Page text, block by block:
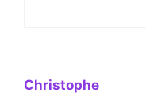
Christophe